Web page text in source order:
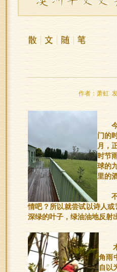
作者：萧虹
门的
月，
时节
球的
里的
情吧？所以就尝试以诗人
深绿的叶子，绿油油地反射
角雨
自以